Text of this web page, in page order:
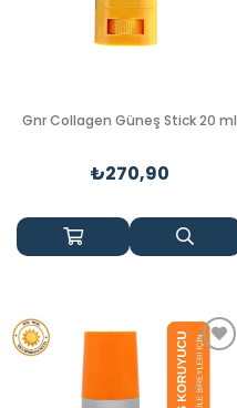
Gnr Collagen Güneş Stick 20 ml
₺270,90